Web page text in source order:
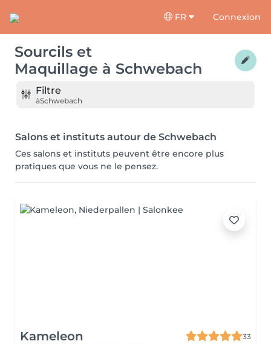
FR Connexion
Sourcils et
Maquillage à Schwebach
Filtre
àSchwebach
Salons et instituts autour de Schwebach
Ces salons et instituts peuvent être encore plus
pratiques que vous ne le pensez.
Kameleon
33